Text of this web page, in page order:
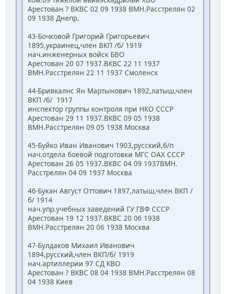
Арестован ? ВКВС 02 09 1938 ВМН.Расстрелян 02
09 1938 Днепр.
43-Бочковой Григорий Григорьевич
1895,украинец,член ВКП /б/ 1919
нач.инженерных войск БВО
Арестован 20 07 1937.ВКВС 22 11 1937
ВМН.Расстрелян 22 11 1937 Смоленск
44-Бривкалнс Ян Мартынович 1892,латыш,член
ВКП /б/ 1917
инспектор группы контроля при НКО СССР
Арестован 29 11 1937.ВКВС 09 05 1938
ВМН.Расстрелян 09 05 1938 Москва
45-Буйко Иван Иванович 1903,русский,б/п
нач.отдела боевой подготовки МГС ОАХ СССР
Арестован 26 05 1937.ВКВС 04 09 1937ВМН.
Расстрелян 04 09 1937 Москва
46-Букан Август Оттович 1897,латыш,член ВКП /
б/ 1914
нач.упр.учебных заведений ГУ ГВФ СССР
Арестован 19 12 1937.ВКВС 20 06 1938
ВМН.Расстрелян 20 06 1938 Москва
47-Булдаков Михаил Иванович
1894,русский,член ВКП/б/ 1919
нач.артиллерии 97 СД КВО
Арестован ? ВКВС 08 04 1938 ВМН.Расстрелян 08
04 1938 Киев